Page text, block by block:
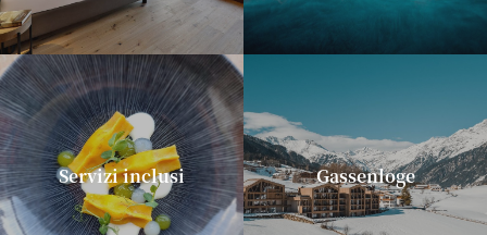
Servizi inclusi Gassenloge